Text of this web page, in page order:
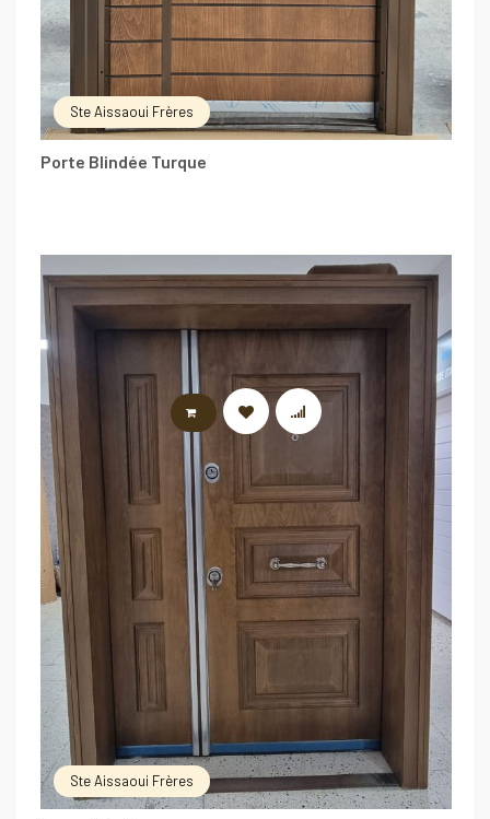
Ste Aissaoui Frères
Porte Blindée Turque
Ste Aissaoui Frères
LIRE LA SUITE